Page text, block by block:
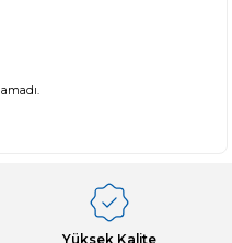
Yüksek Kalite